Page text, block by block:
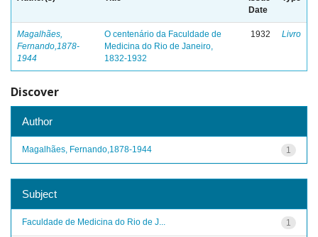
Date
Magalhães,
Fernando,1878-
1944
O centenário da Faculdade de
Medicina do Rio de Janeiro,
1832-1932
1932 Livro
Discover
Author
1
Magalhães, Fernando,1878-1944
Subject
1
Faculdade de Medicina do Rio de J...